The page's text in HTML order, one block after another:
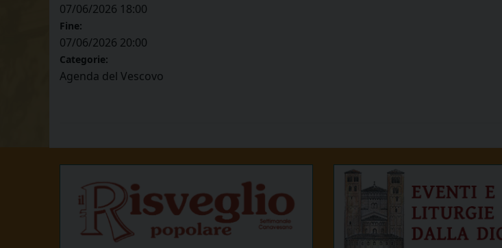
07/06/2026 18:00
Fine:
07/06/2026 20:00
Categorie:
Agenda del Vescovo